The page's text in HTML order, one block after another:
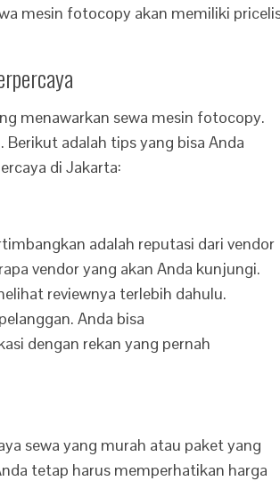
mesin fotocopy akan memiliki
menawarkan sewa mesin fotocopy.
adalah tips yang bisa Anda
di Jakarta:
adalah reputasi dari vendor
vendor yang akan Anda kunjungi.
reviewnya terlebih dahulu.
Anda bisa
dengan rekan yang pernah
sewa yang murah atau paket yang
tetap harus memperhatikan harga